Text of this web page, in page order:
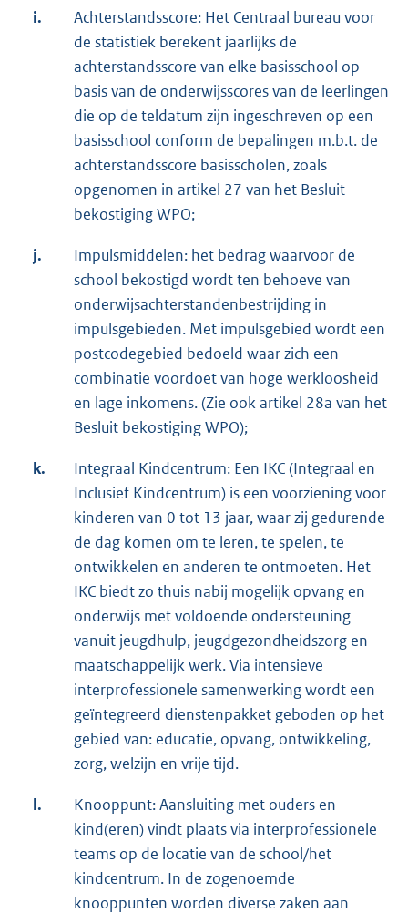
i.
Achterstandsscore: Het Centraal bureau voor
de statistiek berekent jaarlijks de
achterstandsscore van elke basisschool op
basis van de onderwijsscores van de leerlingen
die op de teldatum zijn ingeschreven op een
basisschool conform de bepalingen m.b.t. de
achterstandsscore basisscholen, zoals
opgenomen in artikel 27 van het Besluit
bekostiging WPO;
j.
Impulsmiddelen: het bedrag waarvoor de
school bekostigd wordt ten behoeve van
onderwijsachterstandenbestrijding in
impulsgebieden. Met impulsgebied wordt een
postcodegebied bedoeld waar zich een
combinatie voordoet van hoge werkloosheid
en lage inkomens. (Zie ook artikel 28a van het
Besluit bekostiging WPO);
k.
Integraal Kindcentrum: Een IKC (Integraal en
Inclusief Kindcentrum) is een voorziening voor
kinderen van 0 tot 13 jaar, waar zij gedurende
de dag komen om te leren, te spelen, te
ontwikkelen en anderen te ontmoeten. Het
IKC biedt zo thuis nabij mogelijk opvang en
onderwijs met voldoende ondersteuning
vanuit jeugdhulp, jeugdgezondheidszorg en
maatschappelijk werk. Via intensieve
interprofessionele samenwerking wordt een
geïntegreerd dienstenpakket geboden op het
gebied van: educatie, opvang, ontwikkeling,
zorg, welzijn en vrije tijd.
l.
Knooppunt: Aansluiting met ouders en
kind(eren) vindt plaats via interprofessionele
teams op de locatie van de school/het
kindcentrum. In de zogenoemde
knooppunten worden diverse zaken aan